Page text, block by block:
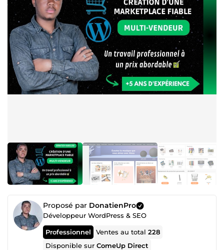
Proposé par DonatienPro
Développeur WordPress & SEO
Professionnel Ventes au total228
Disponible surComeUp Direct